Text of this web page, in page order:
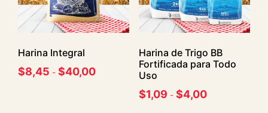
Harina Integral
$8,45 - $40,00
Harina de Trigo BB
Fortificada para Todo
Uso
$1,09 - $4,00